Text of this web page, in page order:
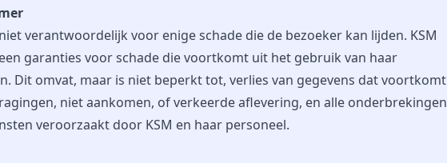
verantwoordelijk voor enige schade die de bezoeker kan lijden. KSM
garanties voor schade die voortkomt uit het gebruik van haar
Dit omvat, maar is niet beperkt tot, verlies van gegevens dat voortkomt
niet aankomen, of verkeerde aflevering, en alle onderbrekingen
veroorzaakt door KSM en haar personeel.